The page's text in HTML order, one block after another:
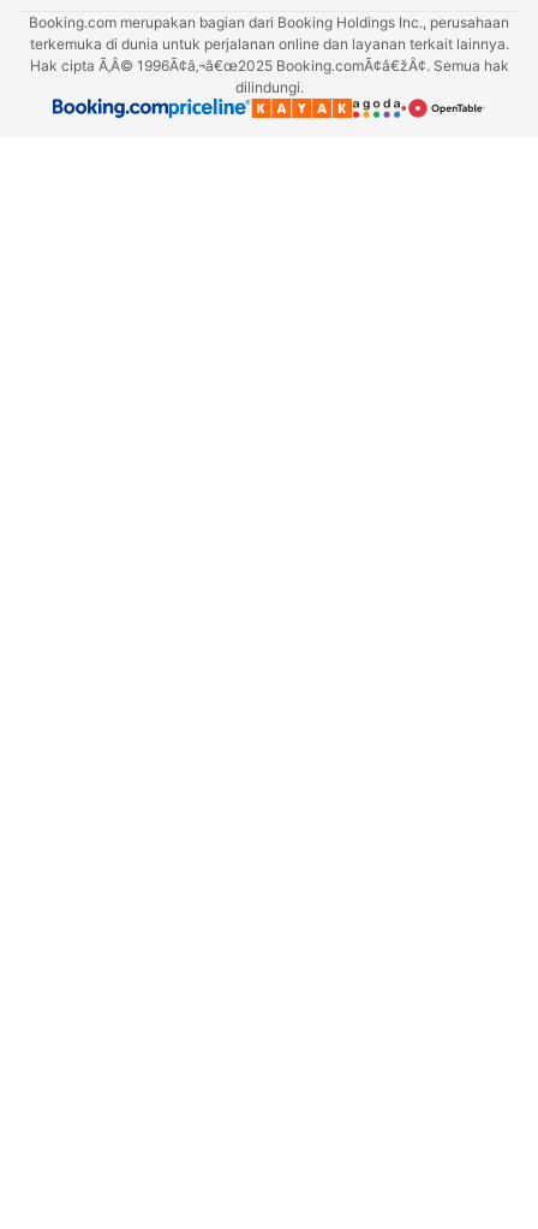
Booking.com merupakan bagian dari Booking Holdings Inc., perusahaan
terkemuka di dunia untuk perjalanan online dan layanan terkait lainnya.
Hak cipta Ã‚Â© 1996Ã¢â‚¬â€œ2025 Booking.comÃ¢â€žÂ¢. Semua hak
dilindungi.